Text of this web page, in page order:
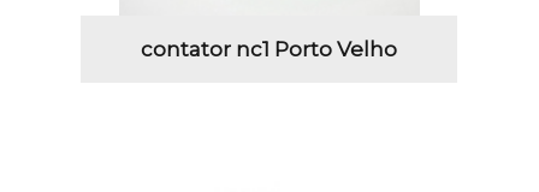
contator nc1 Porto Velho